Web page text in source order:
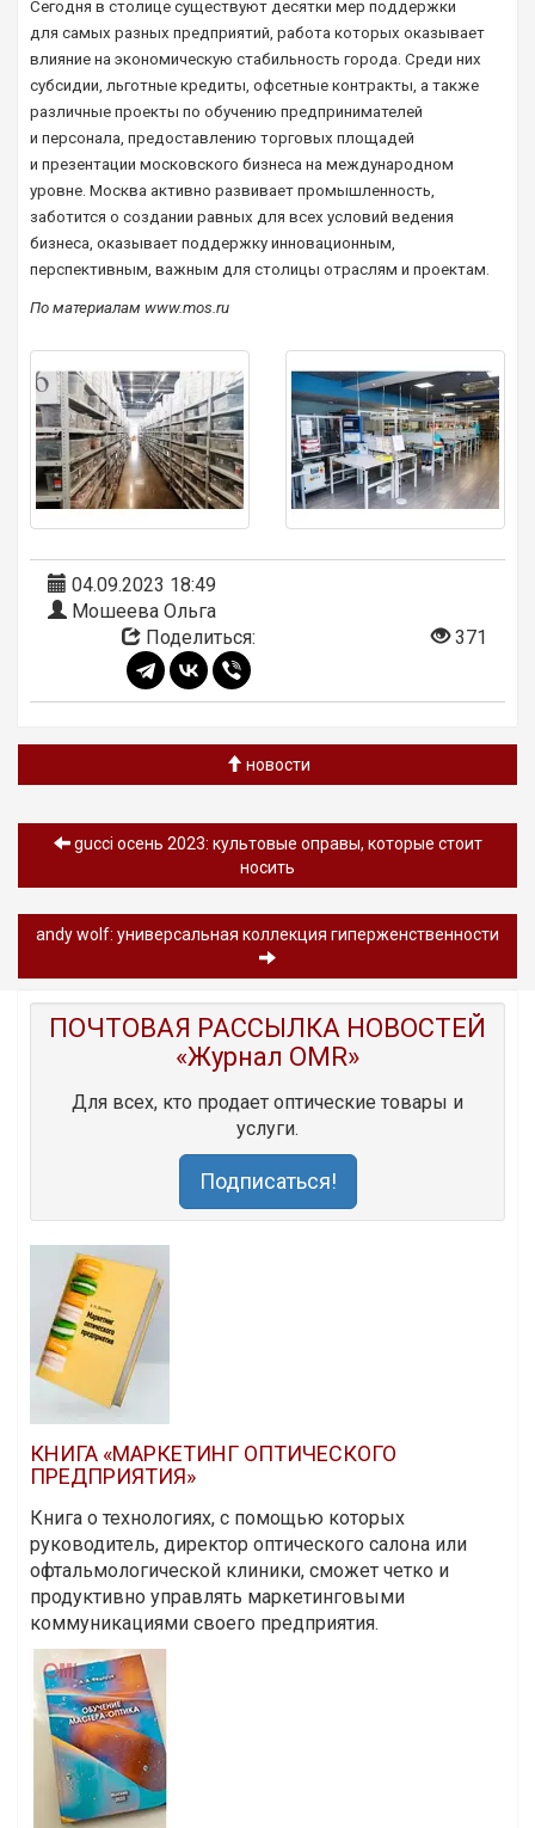
Сегодня в столице существуют десятки мер поддержки
для самых разных предприятий, работа которых оказывает
влияние на экономическую стабильность города. Среди них
субсидии, льготные кредиты, офсетные контракты, а также
различные проекты по обучению предпринимателей
и персонала, предоставлению торговых площадей
и презентации московского бизнеса на международном
уровне. Москва активно развивает промышленность,
заботится о создании равных для всех условий ведения
бизнеса, оказывает поддержку инновационным,
перспективным, важным для столицы отраслям и проектам.
По материалам www.mos ru
04.09.2023 18:49
Мошеева Ольга
Поделиться:
371
новости
gucci осень 2023: культовые оправы, которые стоит
носить
andy wolf: универсальная коллекция гиперженственности
ПОЧТОВАЯ РАССЫЛКА НОВОСТЕЙ
«Журнал OMR»
Для всех, кто продает оптические товары и
услуги.
Подписаться!
КНИГА «МАРКЕТИНГ ОПТИЧЕСКОГО
ПРЕДПРИЯТИЯ»
Книга о технологиях, с помощью которых
руководитель, директор оптического салона или
офтальмологической клиники, сможет четко и
продуктивно управлять маркетинговыми
коммуникациями своего предприятия.